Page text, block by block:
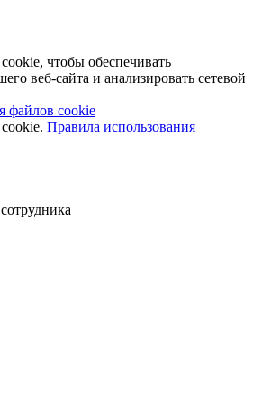
чтобы обеспечивать
веб-сайта и анализировать сетевой
файлов cookie
Правила использования